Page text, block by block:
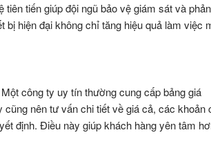
tiến giúp đội ngũ bảo vệ giám sát và phản
bị hiện đại không chỉ tăng hiệu quả làm việc
công ty uy tín thường cung cấp bảng giá
nên tư vấn chi tiết về giá cả, các khoản
định. Điều này giúp khách hàng yên tâm